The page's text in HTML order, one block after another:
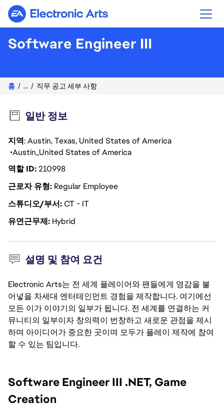
Electronic Arts
Software Engineer III
홈 ... 직무 공고 세부 사항
일반 정보
지역: Austin, Texas, United States of America
Austin United States of America
역할 ID210998
근로자 유형 Regular Employee
스튜디오/부서CT - IT
유연근무제 Hybrid
설명 및 참여 요건
Electronic Arts는 전 세계 플레이어와 팬들에게 영감을 불
어넣을 차세대 엔터테인먼트 경험을 제작합니다. 여기에선
모든 이가 이야기의 일부가 됩니다. 전 세계를 연결하는 커
뮤니티의 일부이자 창의력이 번창하고 새로운 관점을 제시
하며 아이디어가 중요한 곳이며 모두가 플레이 제작에 참여
할 수 있는 팀입니다.
Software Engineer III .NET, Game
Creation